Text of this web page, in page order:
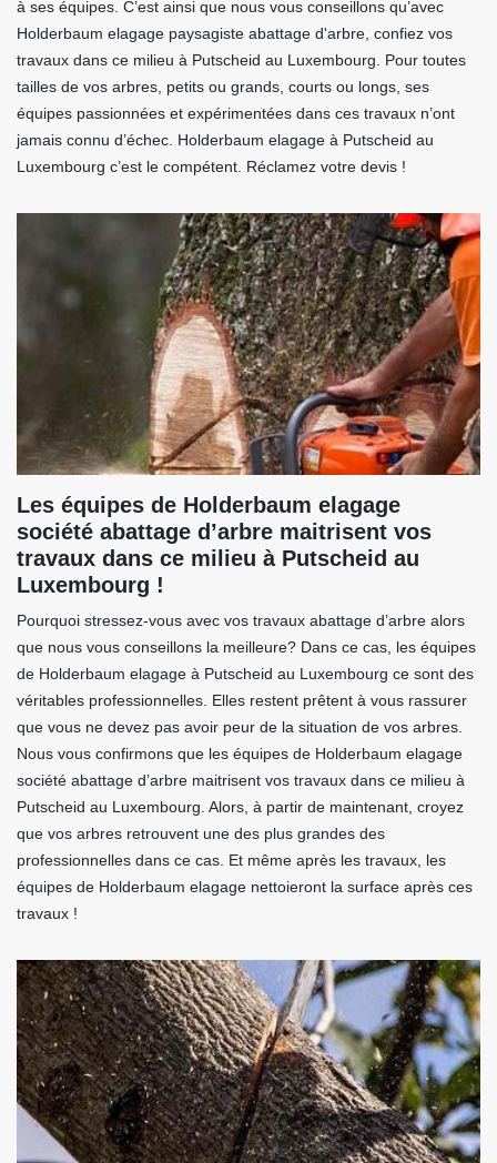
à ses équipes. C’est ainsi que nous vous conseillons qu’avec
Holderbaum elagage paysagiste abattage d'arbre, confiez vos
travaux dans ce milieu à Putscheid au Luxembourg. Pour toutes
tailles de vos arbres, petits ou grands, courts ou longs, ses
équipes passionnées et expérimentées dans ces travaux n’ont
jamais connu d’échec. Holderbaum elagage à Putscheid au
Luxembourg c’est le compétent. Réclamez votre devis !
Les équipes de Holderbaum elagage
société abattage d’arbre maitrisent vos
travaux dans ce milieu à Putscheid au
Luxembourg !
Pourquoi stressez-vous avec vos travaux abattage d’arbre alors
que nous vous conseillons la meilleure? Dans ce cas, les équipes
de Holderbaum elagage à Putscheid au Luxembourg ce sont des
véritables professionnelles. Elles restent prêtent à vous rassurer
que vous ne devez pas avoir peur de la situation de vos arbres.
Nous vous confirmons que les équipes de Holderbaum elagage
société abattage d’arbre maitrisent vos travaux dans ce milieu à
Putscheid au Luxembourg. Alors, à partir de maintenant, croyez
que vos arbres retrouvent une des plus grandes des
professionnelles dans ce cas. Et même après les travaux, les
équipes de Holderbaum elagage nettoieront la surface après ces
travaux !